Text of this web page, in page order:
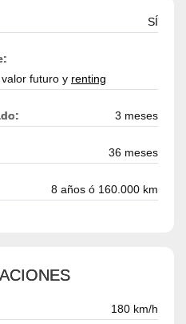
SÍ
futuro y renting
3 meses
36 meses
8 años ó 160.000 km
180 km/h